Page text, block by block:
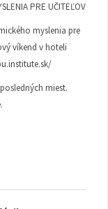
PRE UČITEĽOV
myslenia pre
víkend v hoteli
miest.